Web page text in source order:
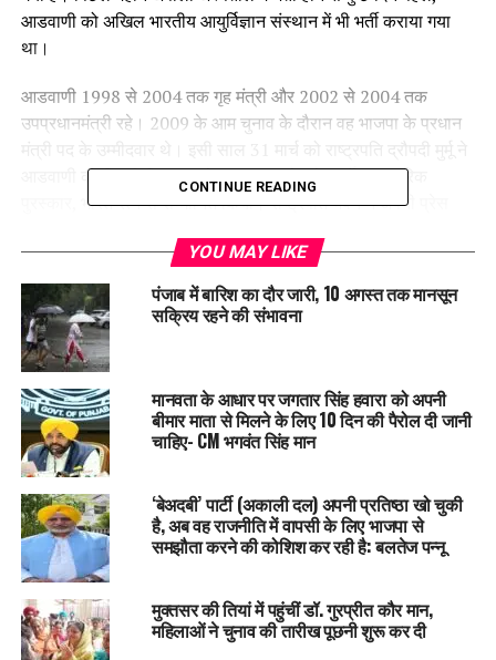
आडवाणी को अखिल भारतीय आयुर्विज्ञान संस्थान में भी भर्ती कराया गया
था।
आडवाणी 1998 से 2004 तक गृह मंत्री और 2002 से 2004 तक
उपप्रधानमंत्री रहे। 2009 के आम चुनाव के दौरान वह भाजपा के प्रधान
आडवाणी को दिल्ली स्थित उनके आवास पर देश के सर्वोच्च नागरिक
पुरस्कार, भारत रत्न से सम्मानित किया। राष्ट्रपति भवन ने अपनी प्रेस
अधिक समय तक अटूट समर्पण और विशिष्टता के साथ देश की सेवा की
है।” इसमें कहा गया है, ”सांस्कृतिक राष्ट्रवाद के अपने दृष्टिकोण के साथ,
उन्होंने देश भर में दशकों तक कड़ी मेहनत की और सामाजिक-राजनीतिक
परिदृश्य में बदलाव लाए।”
आडवाणी का जन्म 8 नवंबर 1927 को कराची में हुआ था। वह 1942 में
आरएसएस से जुड़े और 1947 में विभाजन के समय भारत आ गये। उन्होंने
1960 के दशक में ऑर्गनाइज़र के लिए सहायक संपादक के रूप में काम
किया और 1967 में पूर्णकालिक राजनीति में प्रवेश करने के लिए उस
भूमिका को छोड़ दिया। 1986 में पार्टी अध्यक्ष बनने के बाद, आडवाणी ने
भाजपा की राम मंदिर की मांग का समर्थन करने के वीएचपी के कदम में
महत्वपूर्ण भूमिका निभाई। वह 1986 से 1990 तक और फिर 1993 से
1998 और 2004 से 2005 तक भाजपा के अध्यक्ष रहे।
RELATED TOPICS: DELHI LATEST NEWS POLITICS
CONTINUE READING
YOU MAY LIKE
पंजाब में बारिश का दौर जारी, 10 अगस्त तक मानसून
सक्रिय रहने की संभावना
मानवता के आधार पर जगतार सिंह हवारा को अपनी
बीमार माता से मिलने के लिए 10 दिन की पैरोल दी जानी
चाहिए- CM भगवंत सिंह मान
‘बेअदबी’ पार्टी (अकाली दल) अपनी प्रतिष्ठा खो चुकी
है, अब वह राजनीति में वापसी के लिए भाजपा से
समझौता करने की कोशिश कर रही है: बलतेज पन्नू
मुक्तसर की तियां में पहुंचीं डॉ. गुरप्रीत कौर मान,
महिलाओं ने चुनाव की तारीख पूछनी शुरू कर दी